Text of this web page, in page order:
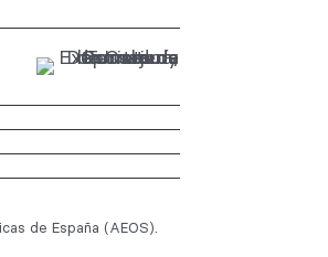
de España (AEOS).